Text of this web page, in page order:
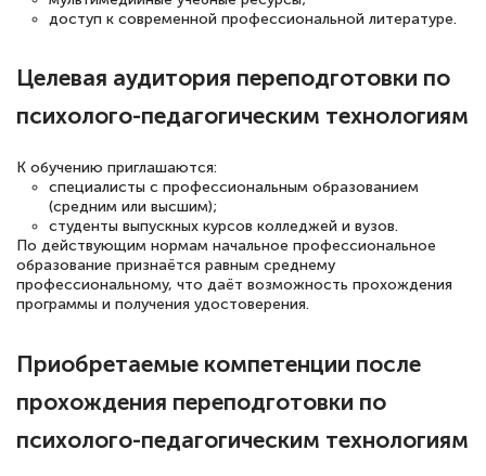
Оставила заявку на обучение онлайн, мне
Обучение понравилось: огромное
количество тематической литературы,
пособий и учебников доступно на время
прохождения курса, удобная система
аттестации, проблем не возникло ни на
каком этапе…
доступ к современной профессиональной литературе.
Целевая аудитория переподготовки по
психолого-педагогическим технологиям
К обучению приглашаются:
специалисты с профессиональным образованием
(средним или высшим);
студенты выпускных курсов колледжей и вузов.
По действующим нормам начальное профессиональное
образование признаётся равным среднему
профессиональному, что даёт возможность прохождения
программы и получения удостоверения.
Приобретаемые компетенции после
прохождения переподготовки по
психолого-педагогическим технологиям